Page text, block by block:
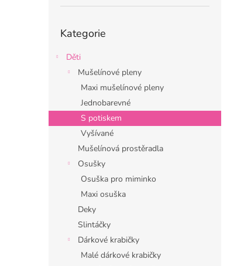
kategorie
Kategorie
Děti
Mušelínové pleny
Maxi mušelínové pleny
Jednobarevné
S potiskem
Vyšívané
Mušelínová prostěradla
Osušky
Osuška pro miminko
Maxi osuška
Deky
Slintáčky
Dárkové krabičky
Malé dárkové krabičky